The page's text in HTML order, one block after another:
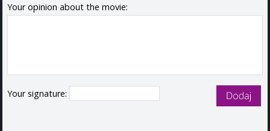
Your opinion about the movie:
Your signature: